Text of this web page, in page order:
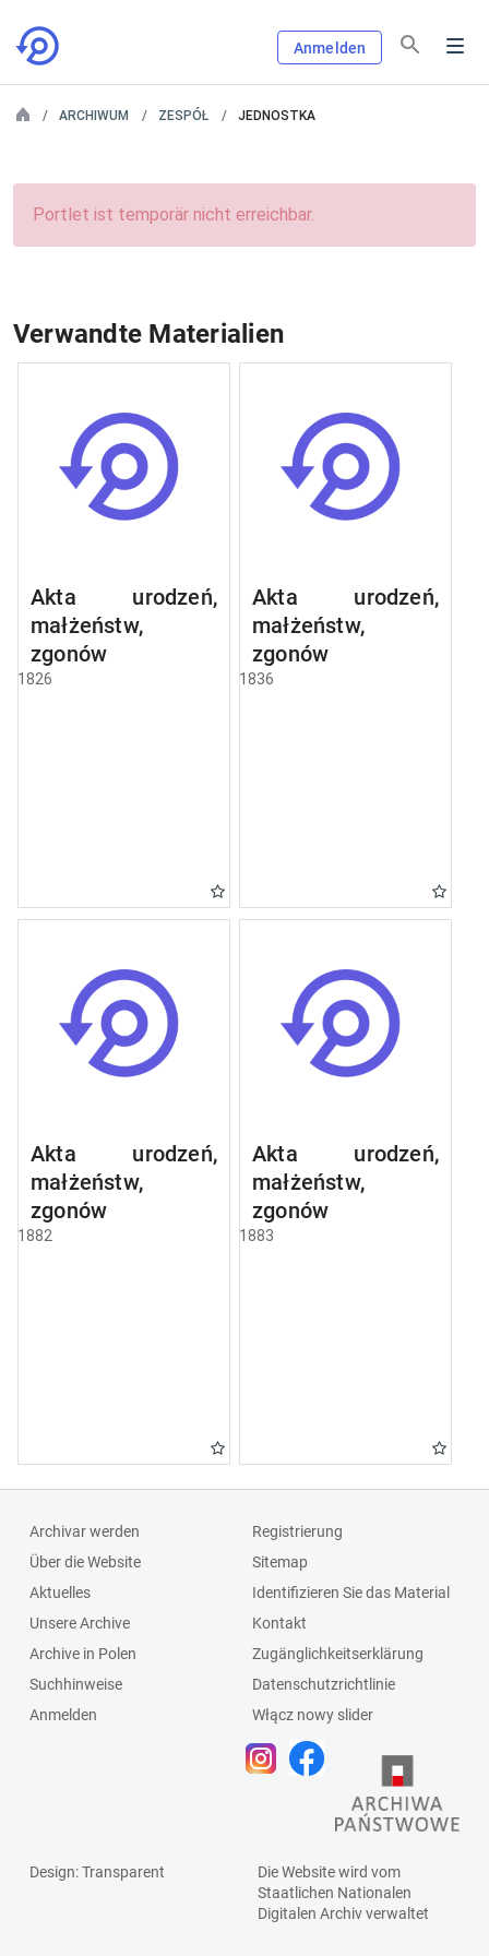
Anmelden
ARCHIWUM ZESPÓŁ JEDNOSTKA
Portlet ist temporär nicht erreichbar.
Verwandte Materialien
Akta urodzeń,
małżeństw,
zgonów
1826
Akta urodzeń,
małżeństw,
zgonów
1836
Akta urodzeń,
małżeństw,
zgonów
1882
Akta urodzeń,
małżeństw,
zgonów
1883
Archivar werden
Über die Website
Aktuelles
Unsere Archive
Archive in Polen
Suchhinweise
Anmelden
Registrierung
Sitemap
Identifizieren Sie das Material
Kontakt
Zugänglichkeitserklärung
Datenschutzrichtlinie
Włącz nowy slider
Design: Transparent
Die Website wird vom
Staatlichen Nationalen
Digitalen Archivverwaltet